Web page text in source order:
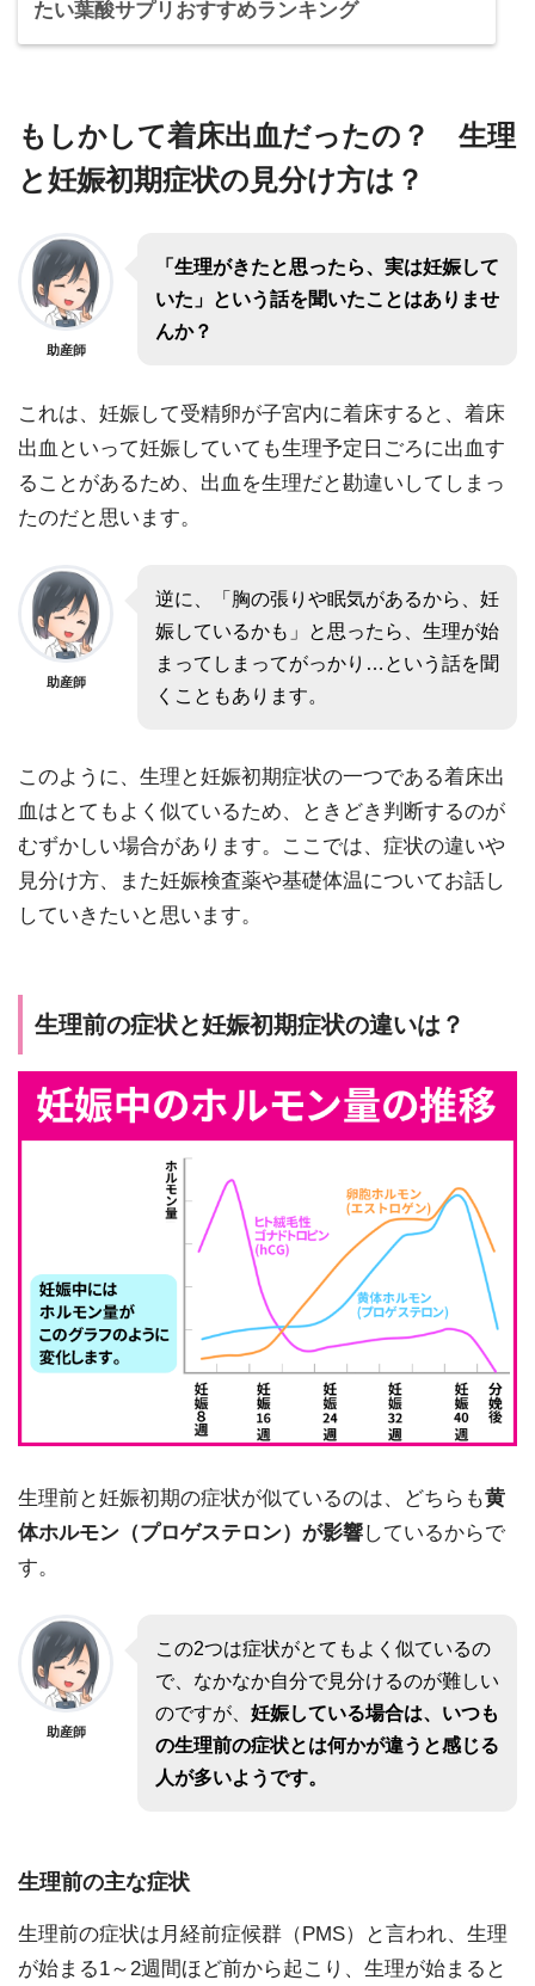
たい葉酸サプリおすすめランキング
もしかして着床出血だったの？ 生理
と妊娠初期症状の見分け方は？
助産師
「生理がきたと思ったら、実は妊娠して
いた」という話を聞いたことはありませ
んか？
これは、妊娠して受精卵が子宮内に着床すると、着床
出血といって妊娠していても生理予定日ごろに出血す
ることがあるため、出血を生理だと勘違いしてしまっ
たのだと思います。
助産師
逆に、「胸の張りや眠気があるから、妊
娠しているかも」と思ったら、生理が始
まってしまってがっかり…という話を聞
くこともあります。
このように、生理と妊娠初期症状の一つである着床出
血はとてもよく似ているため、ときどき判断するのが
むずかしい場合があります。ここでは、症状の違いや
見分け方、また妊娠検査薬や基礎体温についてお話し
していきたいと思います。
生理前の症状と妊娠初期症状の違いは？
生理前と妊娠初期の症状が似ているのは、どちらも黄
体ホルモン（プロゲステロン）が影響しているからで
す。
助産師
この2つは症状がとてもよく似ているの
で、なかなか自分で見分けるのが難しい
のですが、 妊娠している場合は、いつも
の生理前の症状とは何かが違うと感じる
人が多いようです。
生理前の主な症状
生理前の症状は月経前症候群（PMS）と言われ、生理
が始まる1～2週間ほど前から起こり、生理が始まると